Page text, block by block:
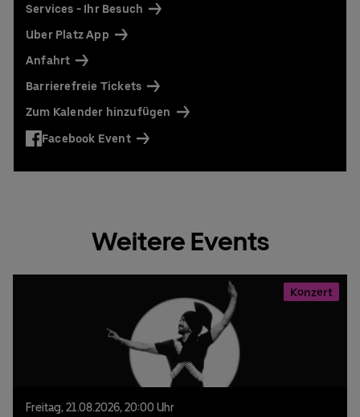
Services - Ihr Besuch
Uber Platz App
Anfahrt
Barrierefreie Tickets
Zum Kalender hinzufügen
Facebook Event
Weitere Events
Konzert
Freitag, 21.08.2026, 20:00 Uhr